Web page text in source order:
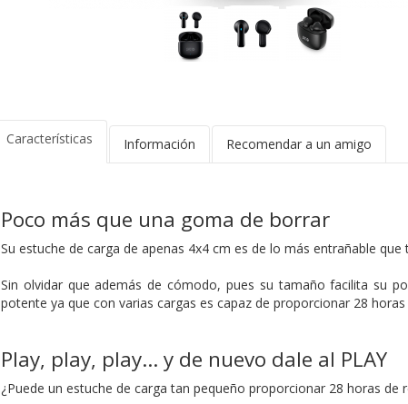
Características Información Recomendar a un amigo
Poco más que una goma de borrar
Su estuche de carga de apenas 4x4 cm es de lo más entrañable
Sin olvidar que además de cómodo, pues su tamaño facilita su
potente ya que con varias cargas es capaz de proporcionar 28
Play, play, play… y de nuevo dale al PLAY
¿Puede un estuche de carga tan pequeño proporcionar 28 horas de